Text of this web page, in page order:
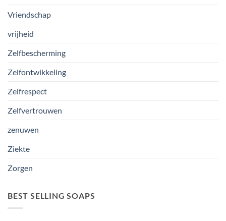
Vriendschap
vrijheid
Zelfbescherming
Zelfontwikkeling
Zelfrespect
Zelfvertrouwen
zenuwen
Ziekte
Zorgen
BEST SELLING SOAPS